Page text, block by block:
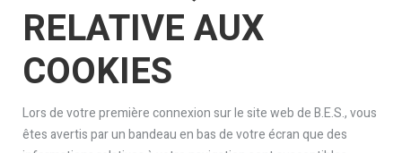
RELATIVE AUX
COOKIES
Lors de votre première connexion sur le site web de B.E.S., vous
êtes avertis par un bandeau en bas de votre écran que des